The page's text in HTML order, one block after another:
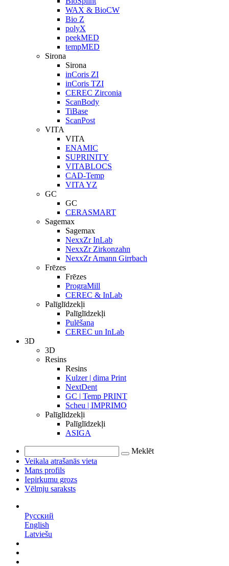
WAX & BioCW
Bio Z
polyX
peekMED
tempMED
Sirona
Sirona
inCoris ZI
inCoris TZI
CEREC Zirconia
ScanBody
TiBase
ScanPost
VITA
VITA
ENAMIC
SUPRINITY
VITABLOCS
CAD-Temp
VITA YZ
GC
GC
CERASMART
Sagemax
Sagemax
NexxZr InLab
NexxZr Zirkonzahn
NexxZr Amann Girrbach
Frēzes
Frēzes
PrograMill
CEREC & InLab
Palīglīdzekļi
Palīglīdzekļi
Pulēšana
CEREC un InLab
3D
3D
Resins
Resins
Kulzer | dima Print
NextDent
GC | Temp PRINT
Scheu | IMPRIMO
Palīglīdzekļi
Palīglīdzekļi
ASIGA
Meklēt
Veikala atrašanās vieta
Mans profils
Iepirkumu grozs
Vēlmju saraksts
Русский
English
Latviešu